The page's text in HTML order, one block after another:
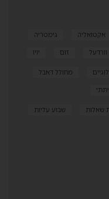
אקטואליה
גימטריה
וורדעל זום יויו
מחולל דאבל
שאלות
שבוע עליות